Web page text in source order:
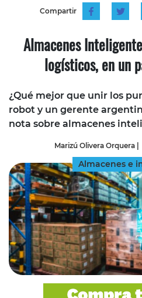
Compartir
Almacenes
logísticos, en un
¿Qué mejor que unir los
robot y un gerente
nota sobre almacenes
Marizú Olivera Orquera|
Almacenes e